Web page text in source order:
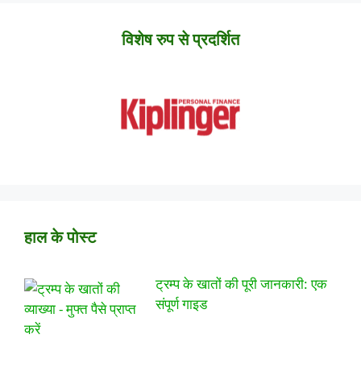
विशेष रुप से प्रदर्शित
हाल के पोस्ट
ट्रम्प के खातों की पूरी जानकारी: एक
संपूर्ण गाइड